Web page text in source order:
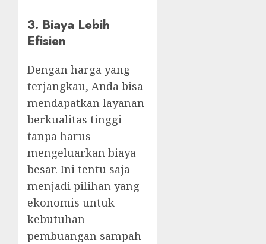
3. Biaya Lebih
Efisien
Dengan harga yang
terjangkau, Anda bisa
mendapatkan layanan
berkualitas tinggi
tanpa harus
mengeluarkan biaya
besar. Ini tentu saja
menjadi pilihan yang
ekonomis untuk
kebutuhan
pembuangan sampah